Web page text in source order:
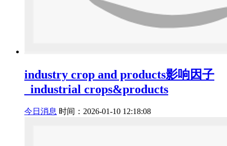
industry crop and products影响因子
_industrial crops&products
今日消息 时间：2026-01-10 12:18:08